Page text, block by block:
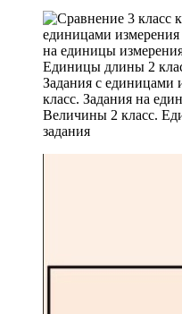
Задания с единицами
класс. Задания на
Величины 2 класс.
задания